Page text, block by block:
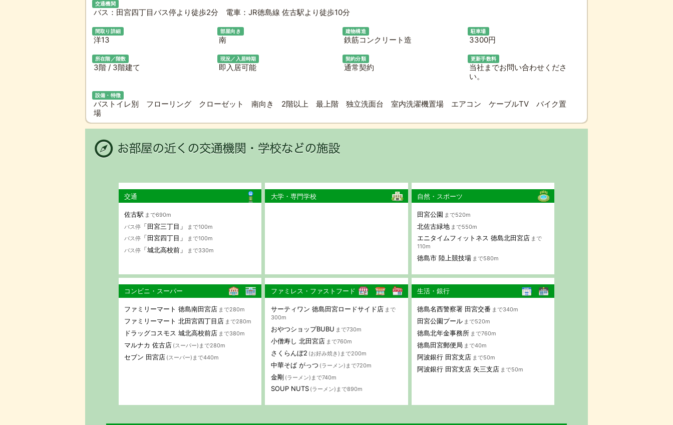
交通機関
バス：田宮四丁目バス停より徒歩2分 電車：JR徳島線 佐古駅より徒歩10分
間取り詳細
洋13
部屋向き
南
建物構造
鉄筋コンクリート造
駐車場
3300円
所在階／階数
3階 / 3階建て
現況／入居時期
即入居可能
契約分類
通常契約
更新手数料
当社までお問い合わせくださ
い。
設備・特徴
バストイレ別 フローリング クローゼット 南向き 2階以上 最上階 独立洗面台 室内洗濯機置場 エアコン ケーブルTV バイク置
場
交通
佐古駅 まで690m
バス停 「田宮三丁目」
まで100m
バス停 「田宮四丁目」
まで100m
バス停 「城北高校前」 まで330m
大学・専門学校 自然・スポーツ
田宮公園 まで520m
北佐古緑地 まで550m
エニタイムフィットネス 徳島北田宮店 まで
110m
徳島市 陸上競技場 まで580m
コンビニ・スーパー
ファミリーマート 徳島南田宮店 まで280m
ファミリーマート 北田宮四丁目店 まで280m
ドラッグコスモス 城北高校前店 まで380m
マルナカ 佐古店 (スーパー)まで280m
セブン 田宮店 (スーパー)まで440m
ファミレス・ファストフード
サーティワン 徳島田宮ロードサイド店 まで
300m
おやつショップBUBU まで730m
小僧寿し 北田宮店 まで760m
さくらんぼ2 (お好み焼き)まで200m
中華そば がっつ (ラーメン)まで720m
金剛 (ラーメン)まで740m
SOUP NUTS (ラーメン)まで890m
生活・銀行
徳島名西警察署 田宮交番 まで340m
田宮公園プール まで520m
徳島北年金事務所 まで760m
徳島田宮郵便局 まで40m
阿波銀行 田宮支店 まで50m
阿波銀行 田宮支店 矢三支店 まで50m